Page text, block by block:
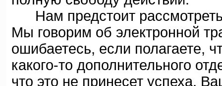
Нам предстоит
Мы говорим об электронной
ошибаетесь, если полагаете,
какого-то дополнительного
что это не принесет успеха.